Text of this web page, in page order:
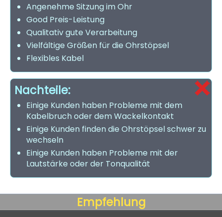
Angenehme Sitzung im Ohr
Good Preis-Leistung
Qualitativ gute Verarbeitung
Vielfältige Größen für die Ohrstöpsel
Flexibles Kabel
Nachteile:
Einige Kunden haben Probleme mit dem
Kabelbruch oder dem Wackelkontakt
Einige Kunden finden die Ohrstöpsel schwer zu
wechseln
Einige Kunden haben Probleme mit der
Lautstärke oder der Tonqualität
Empfehlung